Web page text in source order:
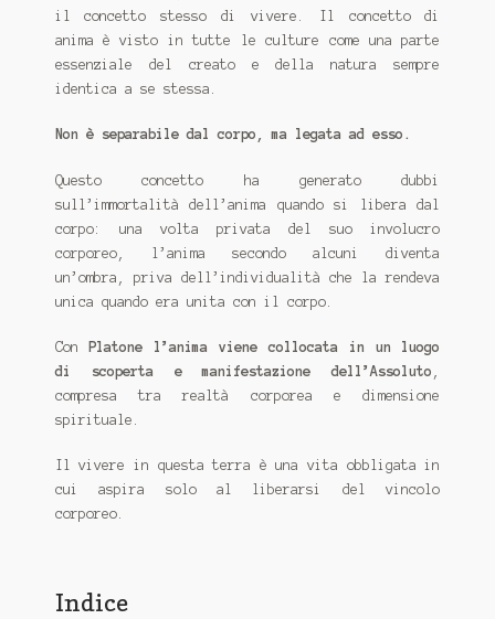
il concetto stesso di vivere. Il concetto di
anima è visto in tutte le culture come una parte
essenziale del creato e della natura sempre
identica a se stessa.
Non è separabile dal corpo, ma legata ad esso.
Questo concetto ha generato dubbi
sull’immortalità dell’anima quando si libera dal
corpo: una volta privata del suo involucro
corporeo, l’anima secondo alcuni diventa
un’ombra, priva dell’individualità che la rendeva
unica quando era unita con il corpo.
Con
Platone l’anima viene collocata in un luogo
di scoperta e manifestazione dell’Assoluto
compresa tra realtà corporea e dimensione
spirituale.
Il vivere in questa terra è una vita obbligata in
cui aspira solo al liberarsi del vincolo
corporeo.
Indice